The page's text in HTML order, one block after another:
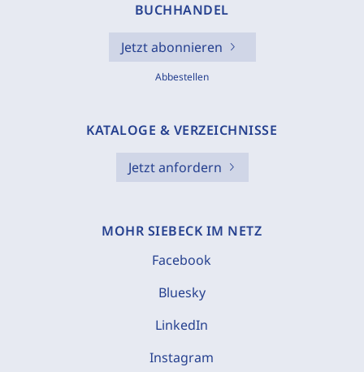
BUCHHANDEL
Jetzt abonnieren
Abbestellen
KATALOGE & VERZEICHNISSE
Jetzt anfordern
MOHR SIEBECK IM NETZ
Facebook
Bluesky
LinkedIn
Instagram